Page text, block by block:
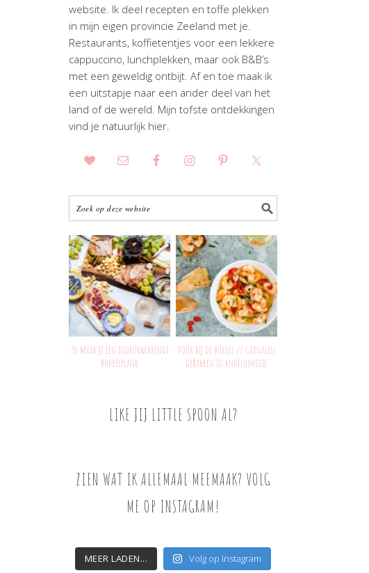
website. Ik deel recepten en toffe plekken
in mijn eigen provincie Zeeland met je.
Restaurants, koffietentjes voor een lekkere
cappuccino, lunchplekken, maar ook B&B’s
met een geweldig ontbijt. Af en toe maak ik
een uitstapje naar een ander deel van het
land of de wereld. Mijn tofste ontdekkingen
vind je natuurlijk hier.
Zo maak je een indrukwekkende
borrelplank
Voor bij de borrel // Garnalen
gebakken in knoflookolie
LIKE JIJ LITTLE SPOON AL?
ZIEN WAT IK ALLEMAAL MEEMAAK? VOLG
ME OP INSTAGRAM!
MEER LADEN... Volg op Instagram